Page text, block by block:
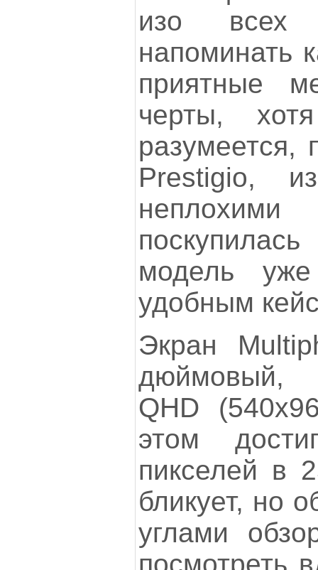
изо всех
напоминать
приятные
черты,
разумеется,
Prestigio,
модель
удобным
Экран
дюймовый,
QHD
этом
пикселей в
бликует, но
углами
посмотреть